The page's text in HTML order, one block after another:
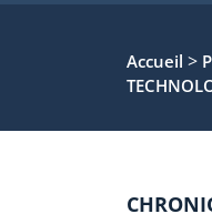
Accueil >